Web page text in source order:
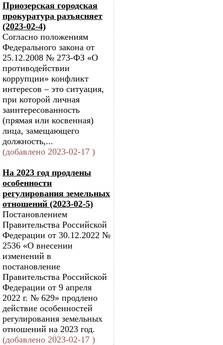
Приозерская городская
прокуратура разъясняет
(2023-02-4)
Согласно положениям
Федерального закона от
25.12.2008 № 273-ФЗ «О
противодействии
коррупции» конфликт
интересов – это ситуация,
при которой личная
заинтересованность
(прямая или косвенная)
лица, замещающего
должность,...
(добавлено 2023-02-17 )
На 2023 год продлены
особенности
регулирования земельных
отношений (2023-02-5)
Постановлением
Правительства Российской
Федерации от 30.12.2022 №
2536 «О внесении
изменений в
постановление
Правительства Российской
Федерации от 9 апреля
2022 г. № 629» продлено
действие особенностей
регулирования земельных
отношений на 2023 год.
(добавлено 2023-02-17 )